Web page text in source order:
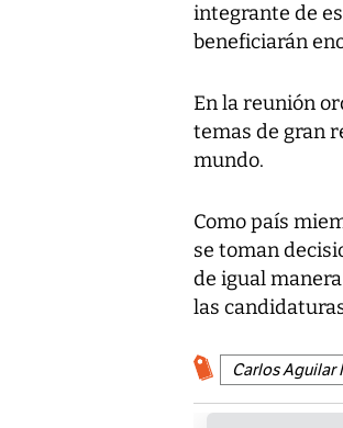
integrante de
beneficiarán
En la reunión
temas de gran
mundo.
Como país
se toman
de igual
las
Carlos Aguilar